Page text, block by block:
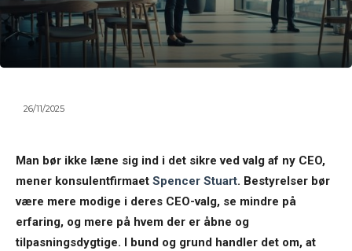
26/11/2025
Man bør ikke læne sig ind i det sikre ved valg af ny CEO,
mener konsulentfirmaet Spencer Stuart. Bestyrelser bør
være mere modige i deres CEO-valg, se mindre på
erfaring, og mere på hvem der er åbne og
tilpasningsdygtige. I bund og grund handler det om, at